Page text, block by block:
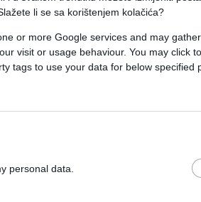
li se sa korištenjem kolačića?
or more Google services and may
visit or usage behaviour. You may click
tags to use your data for below specified
personal data.
kupaone. Po svemu sudeći,
za razliku od pitona i
provirila. “